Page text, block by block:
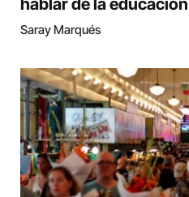
hablar de la educación
Saray Marqués